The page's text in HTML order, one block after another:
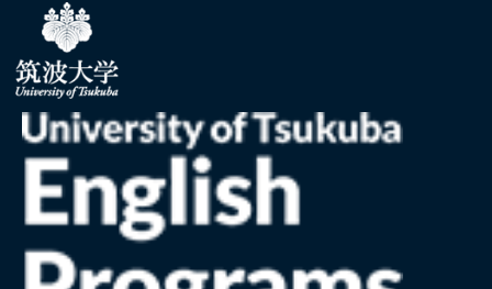
デュッセルドルフ応用科学大学代表団が筑波大学を
訪問
TUAN Topics: グルノーブルで広がる日本文化の輪：
国際総合学類学生が「ひな祭り交流会」を企画・実施
2026.03.17
TUAN Topics: IUT de Bordeauxへの短期海外研修プ
ログラムに参加中の情報科学類の学生3名がフランス・グ
ラディニャン市役所を表敬訪問
2026.03.12
小井土准教授が蹴球部学生とともにボーフム大学ス